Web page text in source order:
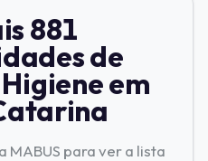
881
de
em
MABUS para ver a lista